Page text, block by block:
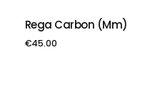
PIEVIENOT GROZAM
Rega Carbon (mm)
€45.00